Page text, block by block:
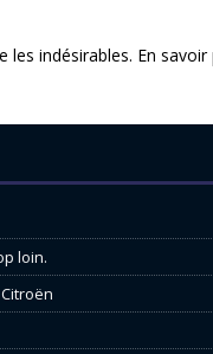
les indésirables. En
loin.